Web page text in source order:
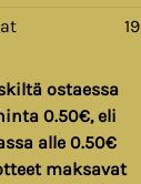
19
ostaessa
0.50€, eli
alle 0.50€
maksavat